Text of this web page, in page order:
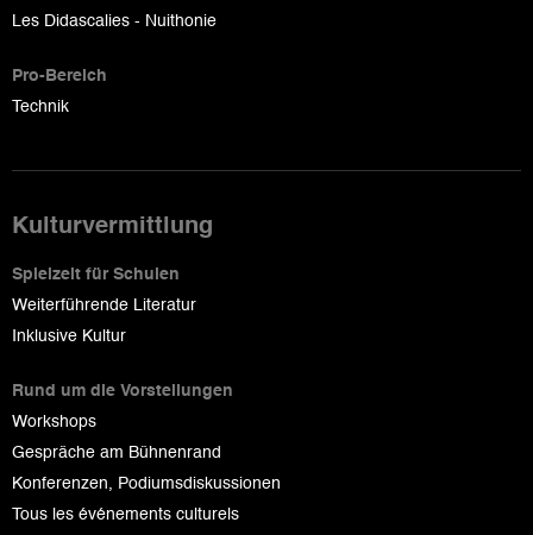
Les Didascalies - Nuithonie
Pro-Bereich
Technik
Kulturvermittlung
Spielzeit für Schulen
Weiterführende Literatur
Inklusive Kultur
Rund um die Vorstellungen
Workshops
Gespräche am Bühnenrand
Konferenzen, Podiumsdiskussionen
Tous les événements culturels